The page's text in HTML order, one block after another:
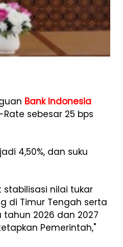
Bank Indonesia
sebesar 25 bps
4,50%, dan suku
nilai tukar
di Timur Tengah serta
2026 dan 2027
Pemerintah,"